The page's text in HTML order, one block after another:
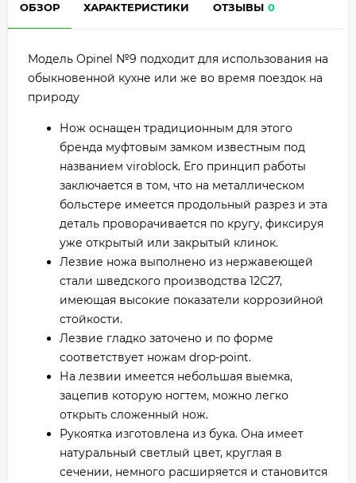
ОБЗОР ХАРАКТЕРИСТИКИ ОТЗЫВЫ 0
Модель Opinel №9 подходит для использования на
обыкновенной кухне или же во время поездок на
природу
Нож оснащен традиционным для этого
бренда муфтовым замком известным под
названием viroblock. Его принцип работы
заключается в том, что на металлическом
больстере имеется продольный разрез и эта
деталь проворачивается по кругу, фиксируя
уже открытый или закрытый клинок.
Лезвие ножа выполнено из нержавеющей
стали шведского производства 12C27,
имеющая высокие показатели коррозийной
стойкости.
Лезвие гладко заточено и по форме
соответствует ножам drop-point.
На лезвии имеется небольшая выемка,
зацепив которую ногтем, можно легко
открыть сложенный нож.
Рукоятка изготовлена из бука. Она имеет
натуральный светлый цвет, круглая в
сечении, немного расширяется и становится